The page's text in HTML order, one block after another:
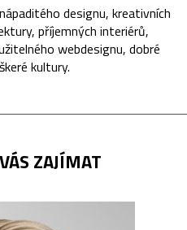
designu, kreativních
příjemných interiérů,
webdesignu, dobré
kultury.
ZAJÍMAT